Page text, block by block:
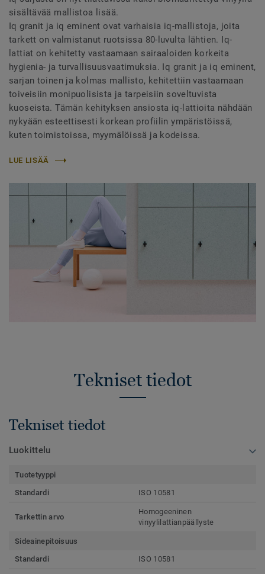
sisältävää mallistoa lisää.
Iq granit ja iq eminent ovat varhaisia iq-mallistoja, joita
tarkett on valmistanut ruotsissa 80-luvulta lähtien. Iq-
lattiat on kehitetty vastaamaan sairaaloiden korkeita
hygienia- ja turvallisuusvaatimuksia. Iq granit ja iq eminent,
sarjan toinen ja kolmas mallisto, kehitettiin vastaamaan
toiveisiin monipuolisista ja tarpeisiin soveltuvista
kuoseista. Tämän kehityksen ansiosta iq-lattioita nähdään
nykyään esteettisesti korkean profiilin ympäristöissä,
kuten toimistoissa, myymälöissä ja kodeissa.
LUE LISÄÄ
Tekniset tiedot
Tekniset tiedot
Luokittelu
Tuotetyyppi
Standardi
ISO 10581
Tarkettin arvo
Homogeeninen
vinyylilattianpäällyste
Sideainepitoisuus
Standardi
ISO 10581